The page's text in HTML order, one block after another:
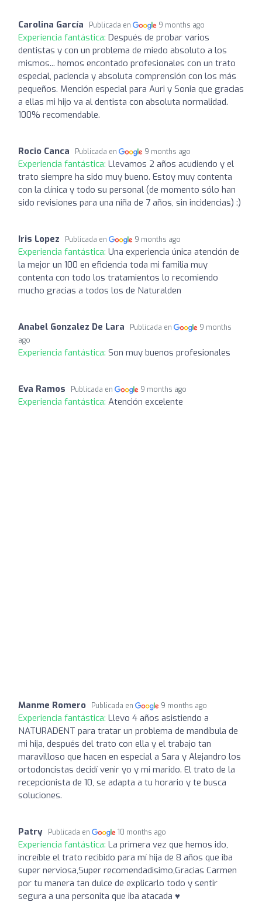
Carolina García Publicada en 9 months ago
Experiencia fantástica: Después de probar varios
dentistas y con un problema de miedo absoluto a los
mismos... hemos encontado profesionales con un trato
especial, paciencia y absoluta comprensión con los más
pequeños. Mención especial para Auri y Sonia que gracias
a ellas mi hijo va al dentista con absoluta normalidad.
100% recomendable.
Rocio Canca Publicada en 9 months ago
Experiencia fantástica: Llevamos 2 años acudiendo y el
trato siempre ha sido muy bueno. Estoy muy contenta
con la clínica y todo su personal (de momento sólo han
sido revisiones para una niña de 7 años, sin incidencias) :)
Iris Lopez Publicada en 9 months ago
Experiencia fantástica: Una experiencia única atención de
la mejor un 100 en eficiencia toda mi familia muy
contenta con todo los tratamientos lo recomiendo
mucho gracias a todos los de Naturalden
Anabel Gonzalez De Lara Publicada en
9 months
ago
Experiencia fantástica: Son muy buenos profesionales
Eva Ramos Publicada en 9 months ago
Experiencia fantástica: Atención excelente
Manme Romero Publicada en 9 months ago
Experiencia fantástica: Llevo 4 años asistiendo a
NATURADENT para tratar un problema de mandíbula de
mi hija, después del trato con ella y el trabajo tan
maravilloso que hacen en especial a Sara y Alejandro los
ortodoncistas decidí venir yo y mi marido. El trato de la
recepcionista de 10, se adapta a tu horario y te busca
soluciones.
Patry Publicada en 10 months ago
Experiencia fantástica: La primera vez que hemos ido,
increíble el trato recibido para mí hija de 8 años que iba
super nerviosa,Super recomendadisimo,Gracias Carmen
por tu manera tan dulce de explicarlo todo y sentir
segura a una personita que iba atacada ♥️